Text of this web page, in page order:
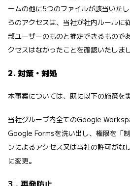
ームの他に5つのファイルが該当いた
らのアクセスは、当社が社内ルールに
部ユーザーのものと推定できるもので
クセスはなかったことを確認いたしま
2. 対策・対処
本事案については、既に以下の施策を
当社グループ内全てのGoogle
Google Formsを洗い出し、権限を「
ンによるアクセス又は当社の許可がな
に変更。